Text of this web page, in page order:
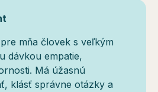
mňa človek s veľkým
dávkou empatie,
Má úžasnú
klásť správne otázky a